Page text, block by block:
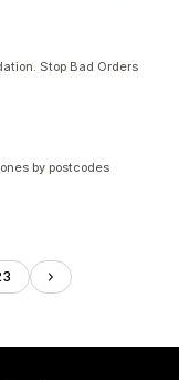
Stop Bad Orders
by postcodes